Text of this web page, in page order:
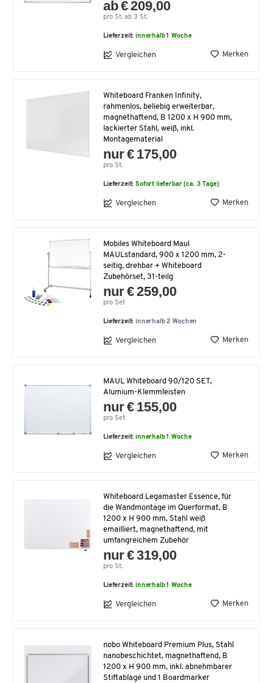
ab € 209,00
pro St. ab 3 St.
Lieferzeit:innerhalb 1 Woche
Vergleichen Merken
Whiteboard Franken Infinity,
rahmenlos, beliebig erweiterbar,
magnethaftend, B 1200 x H 900 mm,
lackierter Stahl, weiß, inkl.
Montagematerial
nur € 175,00
pro St.
Lieferzeit:Sofort lieferbar (ca. 3 Tage)
Vergleichen Merken
Mobiles Whiteboard Maul
MAULstandard, 900 x 1200 mm, 2-
seitig, drehbar + Whiteboard
Zubehörset, 31-teilg
nur € 259,00
pro Set
Lieferzeit: innerhalb 2 Wochen
Vergleichen Merken
MAUL Whiteboard 90/120 SET,
Alumium-Klemmleisten
nur € 155,00
pro Set
Lieferzeit:innerhalb 1 Woche
Vergleichen Merken
Whiteboard Legamaster Essence, für
die Wandmontage im Querformat, B
1200 x H 900 mm, Stahl weiß
emailliert, magnethaftend, mit
umfangreichem Zubehör
nur € 319,00
pro St.
Lieferzeit:innerhalb 1 Woche
Vergleichen Merken
nobo Whiteboard Premium Plus, Stahl
nanobeschichtet, magnethaftend, B
1200 x H 900 mm, inkl. abnehmbarer
Stiftablage und 1 Boardmarker